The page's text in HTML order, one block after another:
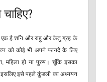
है शनि और राहु और केतु ग्रह के
को कोई भी अपने फायदे के लिए
महिला हो या पुरुष। चूंकि इसका
इसलिए इसे पहले कुंडली का अध्ययन